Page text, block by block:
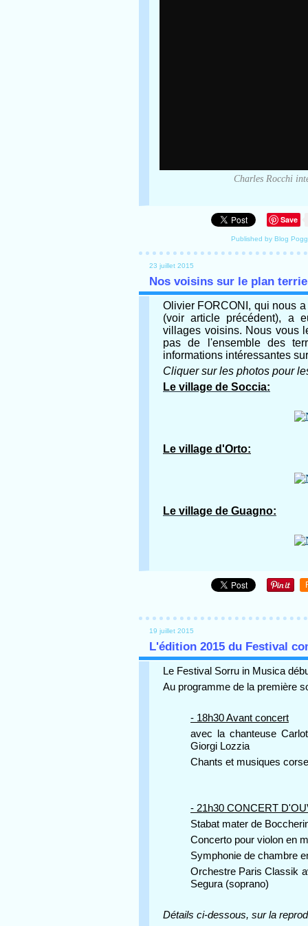
Charles Rocchi
Save
Published by Blog
23 juillet 2015
Nos voisins sur le plan
Olivier FORCONI, qui nous
(voir article précédent), a
villages voisins. Nous vous
pas de l'ensemble des
informations intéressantes
Cliquer sur les photos pour
Le village de Soccia:
Le village d'Orto:
Le village de Guagno:
19 juillet 2015
L'édition 2015 du Festival
Le Festival Sorru in Musica
Au programme de la première
- 18h30 Avant concert
avec la chanteuse
Giorgi Lozzia
Chants et musiques
- 21h30 CONCERT
Stabat mater de
Concerto pour violon en
Symphonie de chambre
Orchestre Paris Classik
Segura (soprano)
Détails ci-dessous, sur la